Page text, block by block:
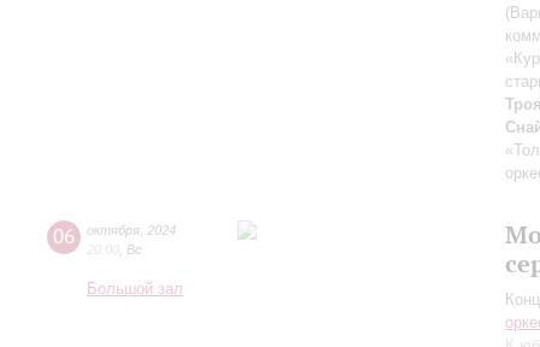
06 октября 2024
20:00 Вс
Большой зал